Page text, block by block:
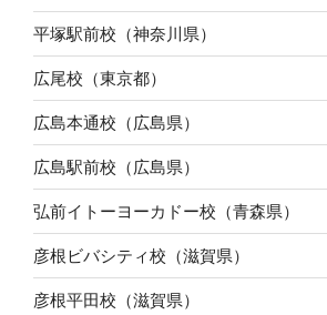
平塚駅前校（神奈川県）
広尾校（東京都）
広島本通校（広島県）
広島駅前校（広島県）
弘前イトーヨーカドー校（青森県）
彦根ビバシティ校（滋賀県）
彦根平田校（滋賀県）